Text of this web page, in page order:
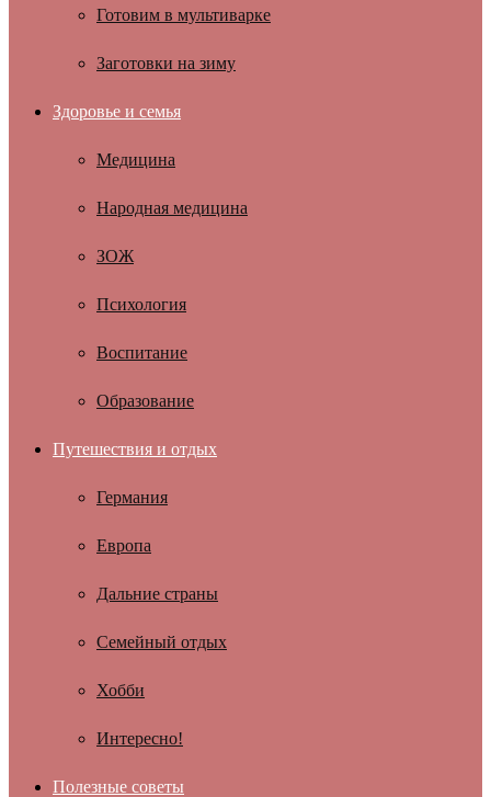
Готовим в мультиварке
Заготовки на зиму
Здоровье и семья
Медицина
Народная медицина
ЗОЖ
Психология
Воспитание
Образование
Путешествия и отдых
Германия
Европа
Дальние страны
Семейный отдых
Хобби
Интересно!
Полезные советы